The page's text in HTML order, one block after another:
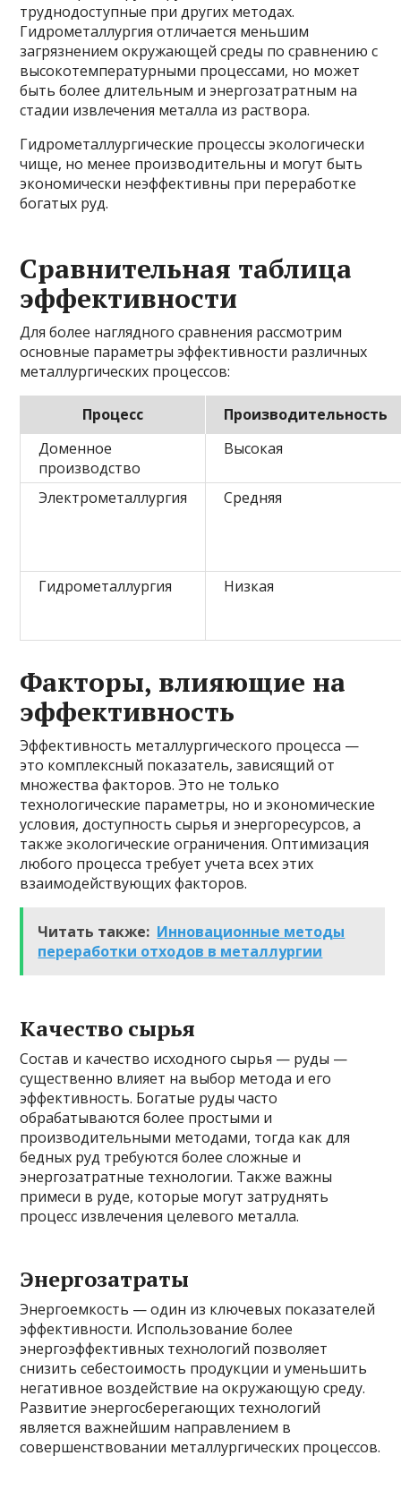
труднодоступные при других методах.
Гидрометаллургия отличается меньшим
загрязнением окружающей среды по сравнению с
высокотемпературными процессами, но может
быть более длительным и энергозатратным на
стадии извлечения металла из раствора.
Гидрометаллургические процессы экологически
чище, но менее производительны и могут быть
экономически неэффективны при переработке
богатых руд.
Сравнительная таблица
эффективности
Для более наглядного сравнения рассмотрим
основные параметры эффективности различных
металлургических процессов:
Процесс
Производительность
Доменное
производство
Высокая
Электрометаллургия Средняя
Гидрометаллургия Низкая
Факторы, влияющие на
эффективность
Эффективность металлургического процесса —
это комплексный показатель, зависящий от
множества факторов. Это не только
технологические параметры, но и экономические
условия, доступность сырья и энергоресурсов, а
также экологические ограничения. Оптимизация
любого процесса требует учета всех этих
взаимодействующих факторов.
Читать также: Инновационные методы
переработки отходов в металлургии
Качество сырья
Состав и качество исходного сырья — руды —
существенно влияет на выбор метода и его
эффективность. Богатые руды часто
обрабатываются более простыми и
производительными методами, тогда как для
бедных руд требуются более сложные и
энергозатратные технологии. Также важны
примеси в руде, которые могут затруднять
процесс извлечения целевого металла.
Энергозатраты
Энергоемкость — один из ключевых показателей
эффективности. Использование более
энергоэффективных технологий позволяет
снизить себестоимость продукции и уменьшить
негативное воздействие на окружающую среду.
Развитие энергосберегающих технологий
является важнейшим направлением в
совершенствовании металлургических процессов.